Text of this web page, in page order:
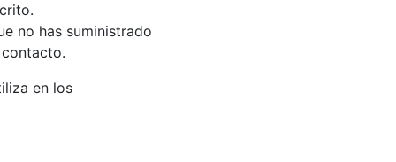
no has suministrado
en los